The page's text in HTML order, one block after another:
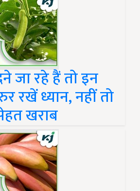
जा रहे हैं तो इन
रखें ध्यान, नहीं तो
खराब